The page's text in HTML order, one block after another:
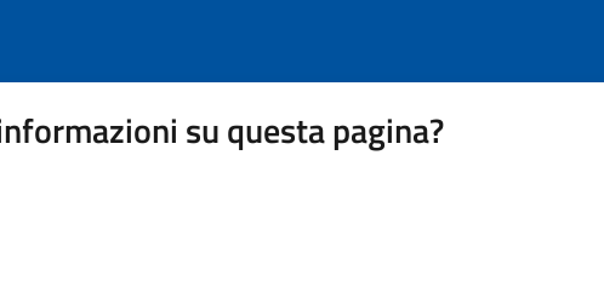
su questa pagina?